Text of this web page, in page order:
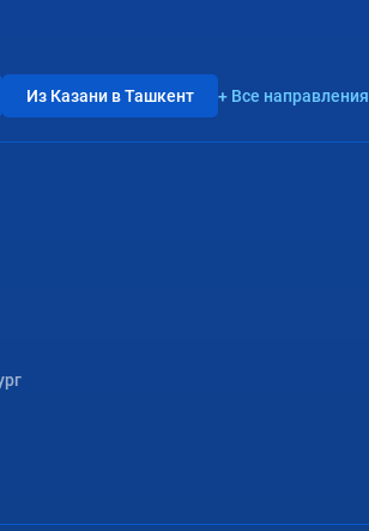
Из Казани в Ташкент + Все направления